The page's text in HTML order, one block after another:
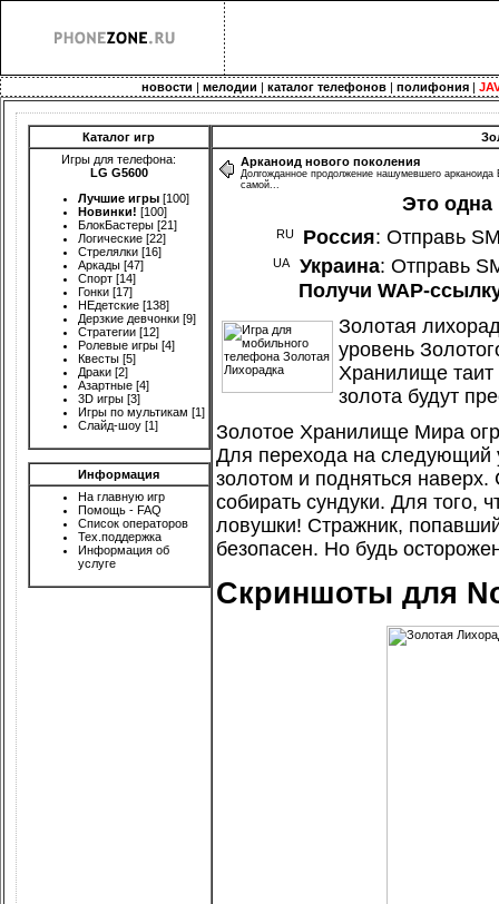
новости |мелодии |каталог телефонов |полифония |
Каталог игр
Игры для телефона:
LG G5600
Лучшие игры [100]
Новинки! [100]
БлокБастеры [21]
Логические [22]
Стрелялки [16]
Аркады [47]
Спорт [14]
Гонки [17]
НЕдетские [138]
Дерзкие девчонки [9]
Стратегии [12]
Ролевые игры [4]
Квесты [5]
Драки [2]
Азартные [4]
3D игры [3]
Игры по мультикам [1]
Слайд-шоу [1]
Информация
На главную игр
Помощь - FAQ
Список операторов
Тех.поддержка
Информация об
услуге
Арканоид нового поколения
Долгожданное продолжение нашумевшего
самой...
Это
Россия: Отправь
Украина: Отправь
Получи WAP-
Золотая
уровень
Хранилище таит
золота будут
Золотое Хранилище Мира
Для перехода на следующий
золотом и подняться
собирать сундуки. Для того,
ловушки! Стражник,
безопасен. Но будь
Скриншоты для